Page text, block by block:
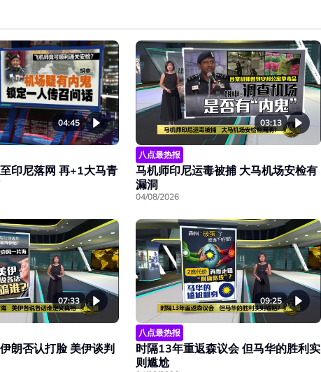
04:45
印尼落网 再+1大马青
03:13
八点最热报
马机师印尼运毒被捕 大马机场安检有
漏洞
04/08/2026
07:33
朗否认打脸 美伊谈判
09:25
八点最热报
时隔13年重返森议会 但马华的胜利实
则尴尬